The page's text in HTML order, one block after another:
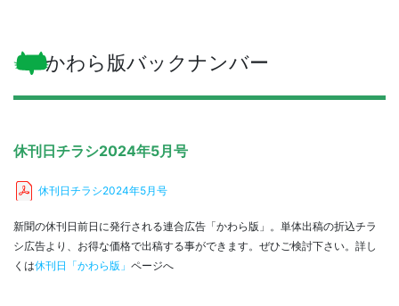
かわら版バックナンバー
休刊日チラシ2024年5月号
休刊日チラシ2024年5月号
新聞の休刊日前日に発行される連合広告「かわら版」。単体出稿の折込チラ
シ広告より、お得な価格で出稿する事ができます。ぜひご検討下さい。詳し
くは休刊日「かわら版」 ページへ